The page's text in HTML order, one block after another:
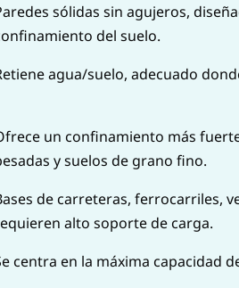
sólidas sin agujeros,
del suelo.
agua/suelo, adecuado
un confinamiento más
y suelos de grano fino.
de carreteras, ferrocarriles,
alto soporte de carga.
centra en la máxima capacidad